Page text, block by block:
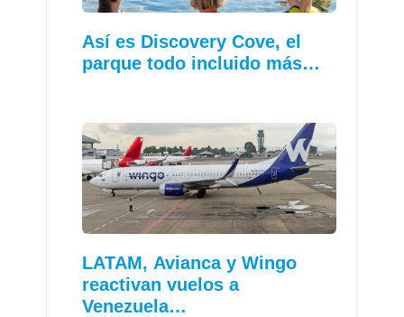
Así es Discovery Cove, el
parque todo incluido más…
LATAM, Avianca y Wingo
reactivan vuelos a
Venezuela…